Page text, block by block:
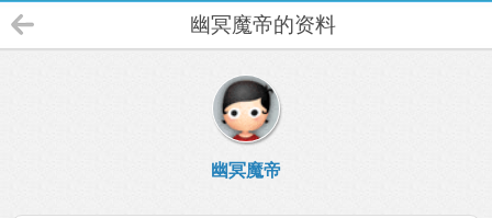
幽冥魔帝的资料
幽冥魔帝